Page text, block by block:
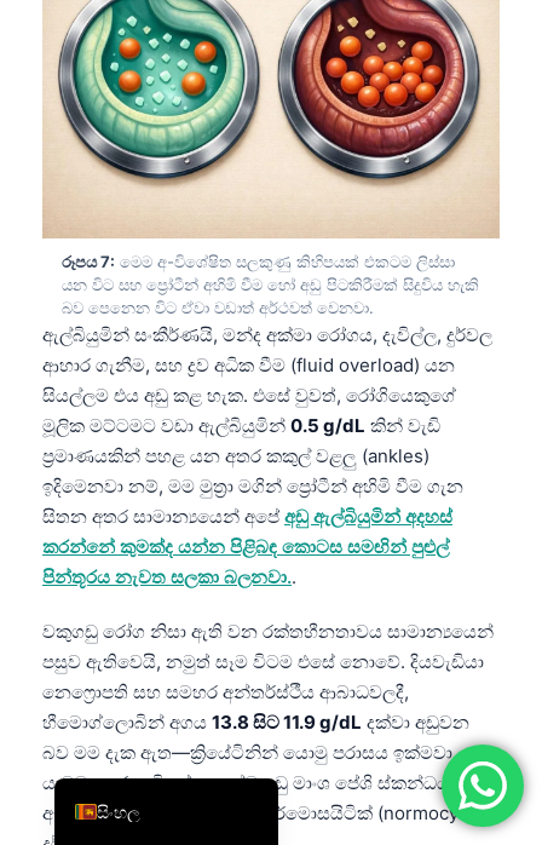
රූපය 7: මෙම අ-විශේෂිත සලකුණු කිහිපයක් එකටම ලිස්සා
යන විට සහ ප්‍රෝටීන් අහිමි වීම හෝ අඩු පිටකිරීමක් සිදුවිය හැකි
බව පෙනෙන විට ඒවා වඩාත් අර්ථවත් වෙනවා.
ඇල්බියුමින් සංකීර්ණයි, මන්ද අක්මා රෝගය, දැවිල්ල, දුර්වල
ආහාර ගැනීම, සහ ද්‍රව අධික වීම (fluid overload) යන
සියල්ලම එය අඩු කළ හැක. එසේ වුවත්, රෝගියෙකුගේ
මූලික මට්ටමට වඩා ඇල්බියුමින් 0.5 g/dL කින් වැඩි
ප්‍රමාණයකින් පහළ යන අතර කකුල් වළලු (ankles)
ඉදිමෙනවා නම්, මම මුත්‍රා මගින් ප්‍රෝටීන් අහිමි වීම ගැන
සිතන අතර සාමාන්‍යයෙන් අපේ අඩු ඇල්බියුමින් අදහස්
කරන්නේ කුමක්ද යන්න පිළිබඳ කොටස සමඟින් පුළුල්
පින්තූරය නැවත සලකා බලනවා..
වකුගඩු රෝග නිසා ඇති වන රක්තහීනතාවය සාමාන්‍යයෙන්
පසුව ඇතිවෙයි, නමුත් සෑම විටම එසේ නොවේ. දියවැඩියා
නෙෆ්‍රොපති සහ සමහර අන්තර්ස්ථීය ආබාධවලදී,
හීමොග්ලොබින් අගය 13.8 සිට 11.9 g/dL දක්වා අඩුවන
බව මම දැක ඇත—ක්‍රියේටිනින් යොමු පරාසය ඉක්මවා
යාමට පෙරය; විශේෂයෙන්ම අඩු මාංශ පේශි ස්කන්ධයක්
ඇති වැඩිහිටියන් තුළ සහ නෝර්මොසයිටික් (normocytic)
සිංහල
English
Deutsch
العربية
Français
Italiano
Español
Português
Ελληνικά
Română
简体中文
فارسی
Български
Nederlands
हिन्दी
Bahasa Indonesia
Հայերեն
Íslenska